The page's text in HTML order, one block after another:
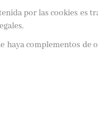
por las cookies es
haya complementos de